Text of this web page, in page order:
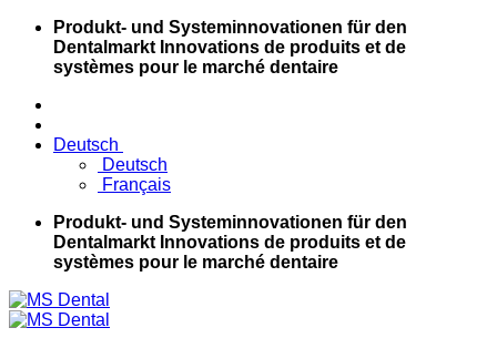
Skip
content
Produkt- und Systeminnovationen für den
Dentalmarkt Innovations de produits et de
systèmes pour le marché dentaire
Deutsch
Deutsch
Français
Produkt- und Systeminnovationen für den
Dentalmarkt Innovations de produits et de
systèmes pour le marché dentaire